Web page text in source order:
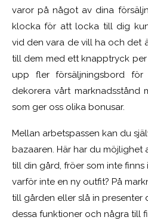
varor på något av dina
klocka för att locka till dig
vid den vara de vill ha och det
till dem med ett knapptryck per
upp fler försäljningsbord
dekorera vårt marknadsstånd
som ger oss olika bonusar.
Mellan arbetspassen kan du
bazaaren. Här har du
till din gård, fröer som inte
varför inte en ny outfit? På
till gården eller slå in presenter
dessa funktioner och några till